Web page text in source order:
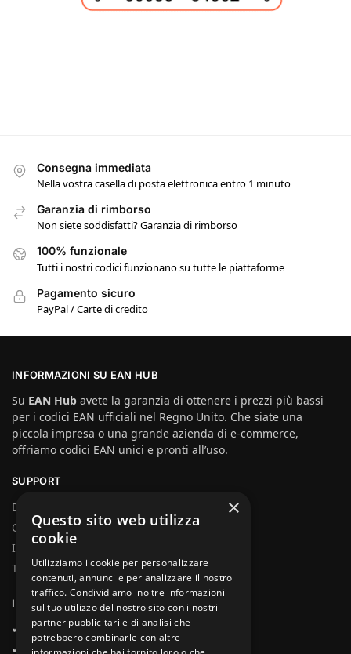
Consegna immediata
Nella vostra casella di posta elettronica entro 1 minuto
Garanzia di rimborso
Non siete soddisfatti? Garanzia di rimborso
100% funzionale
Tutti i nostri codici funzionano su tutte le piattaforme
Pagamento sicuro
PayPal / Carte di credito
INFORMAZIONI SU EAN HUB
Su EAN Hub avete la garanzia di ottenere i prezzi più bassi
per i codici EAN ufficiali nel Regno Unito. Che siate una
piccola impresa o una grande azienda di e-commerce,
offriamo codici EAN unici e pronti all’uso.
SUPPORT
Domande frequenti
Chi siamo
Il mio account
Termini e condizioni generali
I NOSTRI VANTAGGI
✔ Consegna immediata
✔ Garanzia di rimborso
×
Questo sito web utilizza
cookie
Utilizziamo i cookie per personalizzare
contenuti, annunci e per analizzare il nostro
traffico. Condividiamo inoltre informazioni
sul tuo utilizzo del nostro sito con i nostri
partner pubblicitari e di analisi che
potrebbero combinarle con altre